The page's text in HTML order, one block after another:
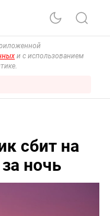
и с использованием
сбит на
ночь